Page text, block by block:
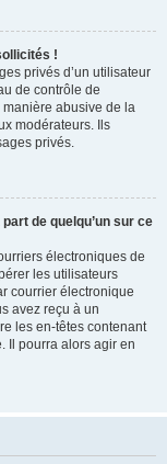
!
privés d’un utilisateur
de contrôle de
manière abusive de la
modérateurs. Ils
privés.
de quelqu’un sur ce
électroniques de
les utilisateurs
courrier électronique
avez reçu à un
les en-têtes contenant
Il pourra alors agir en